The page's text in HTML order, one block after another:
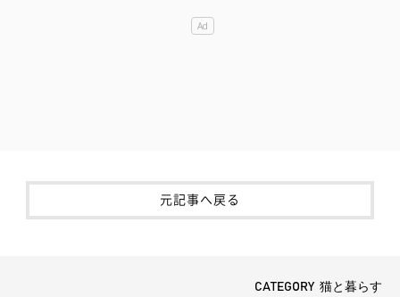
元記事へ戻る
CATEGORY 猫と暮らす